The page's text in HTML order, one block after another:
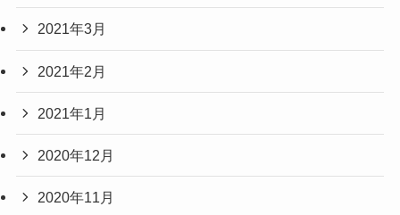
2021年3月
2021年2月
2021年1月
2020年12月
2020年11月